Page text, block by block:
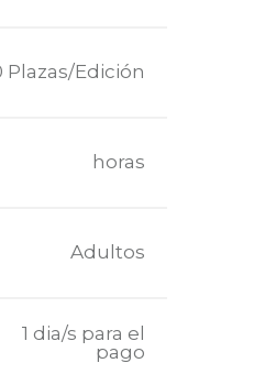
Plazas/Edición
horas
Adultos
1 dia/s para el
pago